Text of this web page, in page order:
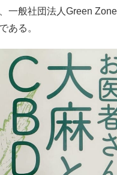
一般社団法人Green
ある。